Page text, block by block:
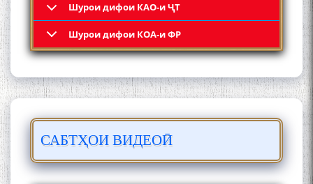
Шурои дифои КАО-и ҶТ
Шурои дифои КОА-и ФР
САБТҲОИ ВИДЕОӢ
Кадамчо Худои Шарифзода
Сайре дар Осорхона
Муҳаммадҷон Раҳимӣ